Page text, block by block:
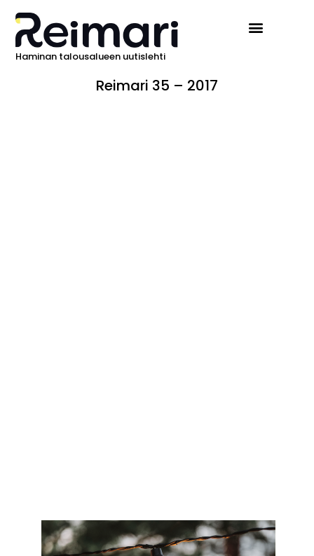
Haminan talousalueen uutislehti
Reimari 35 – 2017